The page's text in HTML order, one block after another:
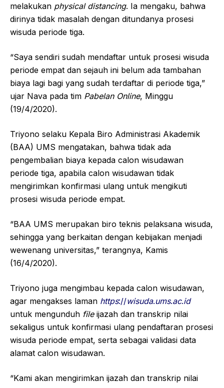
melakukan physical distancing. Ia mengaku, bahwa
dirinya tidak masalah dengan ditundanya prosesi
wisuda periode tiga.
“Saya sendiri sudah mendaftar untuk prosesi wisuda
periode empat dan sejauh ini belum ada tambahan
biaya lagi bagi yang sudah terdaftar di periode tiga,”
ujar Nava pada tim Pabelan Online, Minggu
(19/4/2020).
Triyono selaku Kepala Biro Administrasi Akademik
(BAA) UMS mengatakan, bahwa tidak ada
pengembalian biaya kepada calon wisudawan
periode tiga, apabila calon wisudawan tidak
mengirimkan konfirmasi ulang untuk mengikuti
prosesi wisuda periode empat.
“BAA UMS merupakan biro teknis pelaksana wisuda,
sehingga yang berkaitan dengan kebijakan menjadi
wewenang universitas,” terangnya, Kamis
(16/4/2020).
Triyono juga mengimbau kepada calon wisudawan,
agar mengakses laman https://wisuda.ums.ac.id
untuk mengunduh fileijazah dan transkrip nilai
sekaligus untuk konfirmasi ulang pendaftaran prosesi
wisuda periode empat, serta sebagai validasi data
alamat calon wisudawan.
“Kami akan mengirimkan ijazah dan transkrip nilai